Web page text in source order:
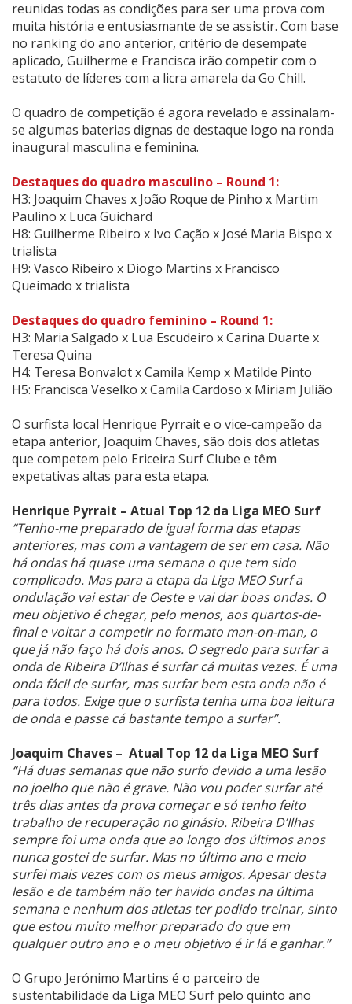
reunidas todas as condições para ser uma prova com
muita história e entusiasmante de se assistir. Com base
no ranking do ano anterior, critério de desempate
aplicado, Guilherme e Francisca irão competir com o
estatuto de líderes com a licra amarela da Go Chill.
O quadro de competição é agora revelado e assinalam-
se algumas baterias dignas de destaque logo na ronda
inaugural masculina e feminina.
Destaques do quadro masculino – Round 1:
H3: Joaquim Chaves x João Roque de Pinho x Martim
Paulino x Luca Guichard
H8: Guilherme Ribeiro x Ivo Cação x José Maria Bispo x
trialista
H9: Vasco Ribeiro x Diogo Martins x Francisco
Queimado x trialista
Destaques do quadro feminino – Round 1:
H3: Maria Salgado x Lua Escudeiro x Carina Duarte x
Teresa Quina
H4: Teresa Bonvalot x Camila Kemp x Matilde Pinto
H5: Francisca Veselko x Camila Cardoso x Miriam Julião
O surfista local Henrique Pyrrait e o vice-campeão da
etapa anterior, Joaquim Chaves, são dois dos atletas
que competem pelo Ericeira Surf Clube e têm
expetativas altas para esta etapa.
Henrique Pyrrait – Atual Top 12 da Liga MEO Surf
“Tenho-me preparado de igual forma das etapas
anteriores, mas com a vantagem de ser em casa. Não
há ondas há quase uma semana o que tem sido
complicado. Mas para a etapa da Liga MEO Surf a
ondulação vai estar de Oeste e vai dar boas ondas. O
meu objetivo é chegar, pelo menos, aos quartos-de-
final e voltar a competir no formato man-on-man, o
que já não faço há dois anos. O segredo para surfar a
onda de Ribeira D’Ilhas é surfar cá muitas vezes. É uma
onda fácil de surfar, mas surfar bem esta onda não é
para todos. Exige que o surfista tenha uma boa leitura
de onda e passe cá bastante tempo a surfar”.
Joaquim Chaves – Atual Top 12 da Liga MEO Surf
“Há duas semanas que não surfo devido a uma lesão
no joelho que não é grave. Não vou poder surfar até
três dias antes da prova começar e só tenho feito
trabalho de recuperação no ginásio. Ribeira D’Ilhas
sempre foi uma onda que ao longo dos últimos anos
nunca gostei de surfar. Mas no último ano e meio
surfei mais vezes com os meus amigos. Apesar desta
lesão e de também não ter havido ondas na última
semana e nenhum dos atletas ter podido treinar, sinto
que estou muito melhor preparado do que em
qualquer outro ano e o meu objetivo é ir lá e ganhar.”
O Grupo Jerónimo Martins é o parceiro de
sustentabilidade da Liga MEO Surf pelo quinto ano